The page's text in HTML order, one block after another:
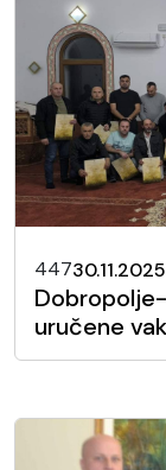
44730.11.2025
uručene